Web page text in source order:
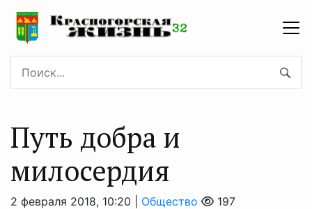
Путь добра и
милосердия
2 февраля 2018, 10:20 | Общество 197